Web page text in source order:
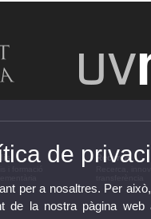
Recerca
de
per a nosaltres. Per
de la nostra pàgina web